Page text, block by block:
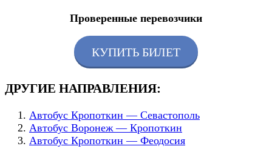
Проверенные перевозчики
КУПИТЬ БИЛЕТ
ДРУГИЕ НАПРАВЛЕНИЯ:
Автобус Кропоткин — Севастополь
Автобус Воронеж — Кропоткин
Автобус Кропоткин — Феодосия